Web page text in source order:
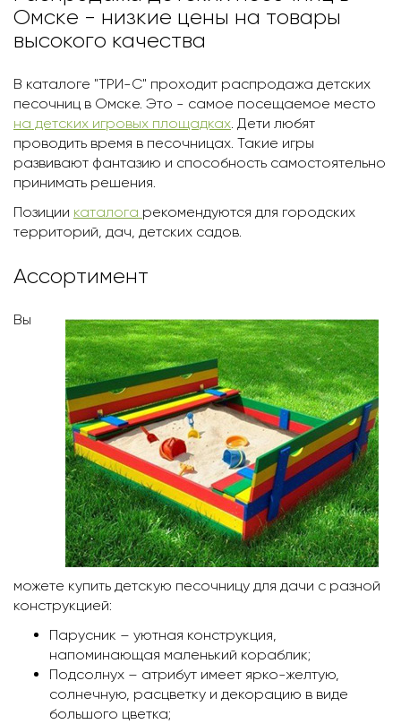
Омскe - низкие цены на товары
высокого качества
В каталоге "ТРИ-С" проходит распродажа детских
песочниц в Омскe. Это - самое посещаемое место
на детских игровых площадках. Дети любят
проводить время в песочницах. Такие игры
развивают фантазию и способность самостоятельно
принимать решения.
Позиции каталога рекомендуются для городских
территорий, дач, детских садов.
Ассортимент
Вы
можете купить детскую песочницу для дачи с разной
конструкцией:
Парусник – уютная конструкция,
напоминающая маленький кораблик;
Подсолнух – атрибут имеет ярко-желтую,
солнечную, расцветку и декорацию в виде
большого цветка;